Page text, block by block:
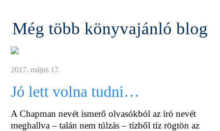
Még több könyvajánló blog
2017. május 17.
Jó lett volna tudni…
A Chapman nevét ismerő olvasókból az író nevét
meghallva – talán nem túlzás – tízből tíz rögtön az